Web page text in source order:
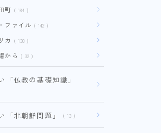
町 184
ファイル 142
カ 138
から 32
「仏教の基礎知識」
「北朝鮮問題」 13